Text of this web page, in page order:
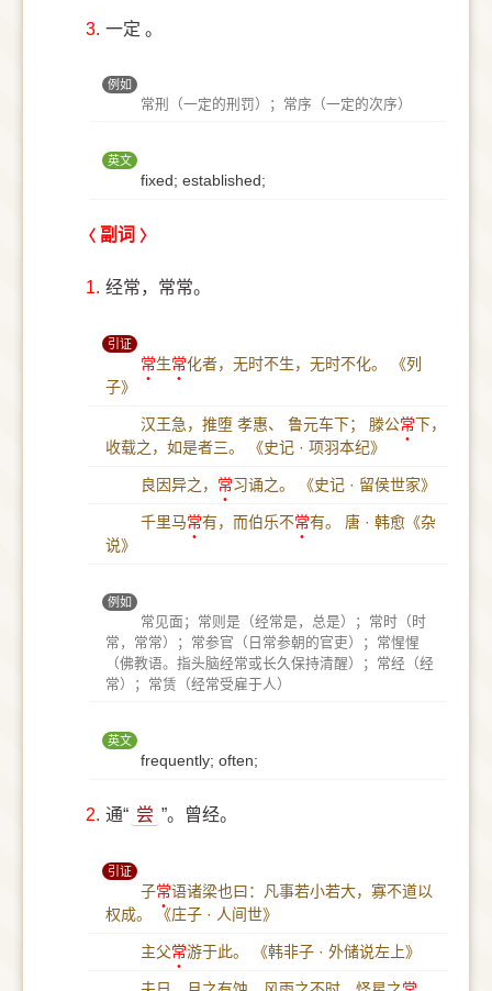
3. 一定 。
例如
常刑（一定的刑罚）；常序（一定的次序）
英文
fixed; established;
副词
1. 经常，常常。
引证
常生常化者，无时不生，无时不化。
《列
子》
汉王急，推堕 孝惠、 鲁元车下； 滕公常下，
收载之，如是者三。
《史记 · 项羽本纪》
良因异之， 常习诵之。 《史记 · 留侯世家》
千里马常有，而伯乐不常有。 唐 · 韩愈《杂
说》
例如
常见面；常则是（经常是，总是）；常时（时
常，常常）；常参官（日常参朝的官吏）；常惺惺
（佛教语。指头脑经常或长久保持清醒）；常经（经
常）；常赁（经常受雇于人）
英文
frequently; often;
2. 通“ 尝 ”。曾经。
引证
子常语诸梁也曰：凡事若小若大，寡不道以
权成。
《庄子 · 人间世》
主父常游于此。 《韩非子 · 外储说左上》